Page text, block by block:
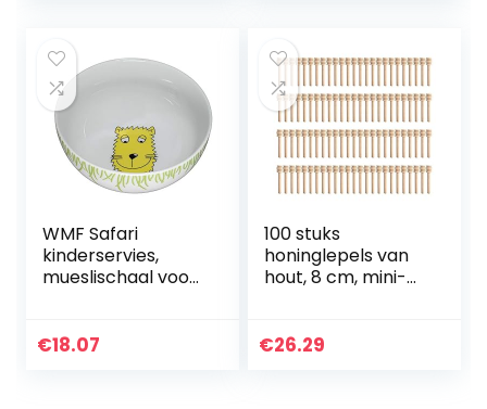
WMF Safari
kinderservies,
mueslischaal voor
vaatwasmachineb
€18.07
100 stuks
honinglepels van
hout, 8 cm, mini-
voor geschenken,
€26.29